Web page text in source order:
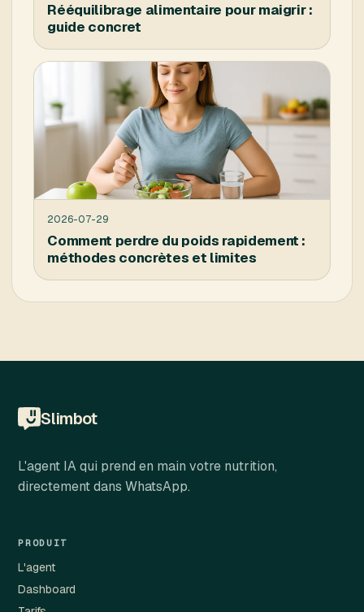
Rééquilibrage alimentaire pour maigrir :
guide concret
2026-07-29
Comment perdre du poids rapidement :
méthodes concrètes et limites
Slimbot
L'agent IA qui prend en main votre nutrition,
directement dans WhatsApp.
PRODUIT
L'agent
Dashboard